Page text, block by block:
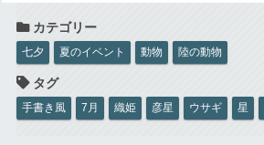
七夕 夏のイベント 動物 陸の動物
手書き風 7月 織姫 彦星 ウサギ 星